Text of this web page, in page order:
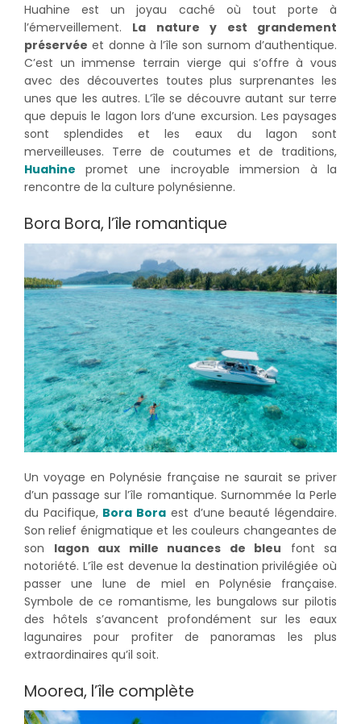
Huahine est un joyau caché où tout porte à
l’émerveillement. La nature y est grandement
préservée et donne à l’île son surnom d’authentique.
C’est un immense terrain vierge qui s’offre à vous
avec des découvertes toutes plus surprenantes les
unes que les autres. L’île se découvre autant sur terre
que depuis le lagon lors d’une excursion. Les paysages
sont splendides et les eaux du lagon sont
merveilleuses. Terre de coutumes et de traditions,
Huahine promet une incroyable immersion à la
rencontre de la culture polynésienne.
Bora Bora, l’île romantique
Un voyage en Polynésie française ne saurait se priver
d’un passage sur l’île romantique. Surnommée la Perle
du Pacifique, Bora Bora est d’une beauté légendaire.
Son relief énigmatique et les couleurs changeantes de
son lagon aux mille nuances de bleu font sa
notoriété. L’île est devenue la destination privilégiée où
passer une lune de miel en Polynésie française.
Symbole de ce romantisme, les bungalows sur pilotis
des hôtels s’avancent profondément sur les eaux
lagunaires pour profiter de panoramas les plus
extraordinaires qu’il soit.
Moorea, l’île complète